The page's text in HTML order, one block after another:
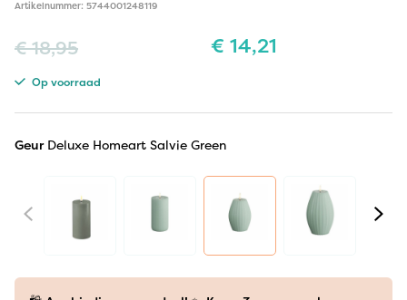
Artikelnummer: 5744001248119
€18,95 € 14,21
Op voorraad
Geur Deluxe Homeart Salvie Green